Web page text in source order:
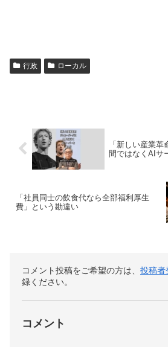
行政 ローカル
「新しい産業
間ではなくAIサ
「社員同士の飲食代なら全部福利厚生
費」という勘違い
コメント投稿をご希望の方は、 投稿者
録ください。
コメント